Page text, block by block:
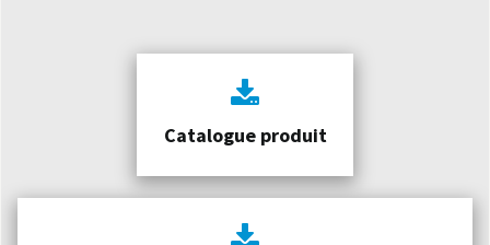
Catalogue produit